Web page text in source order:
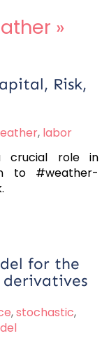
»
Risk,
, labor
crucial role in
to #weather-
for the
,stochastic,